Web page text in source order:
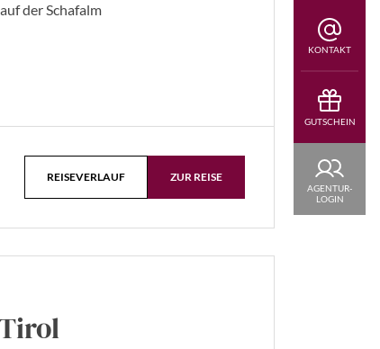
der Schafalm
REISEVERLAUF ZUR REISE
KONTAKT
GUTSCHEIN
AGENTUR-
LOGIN